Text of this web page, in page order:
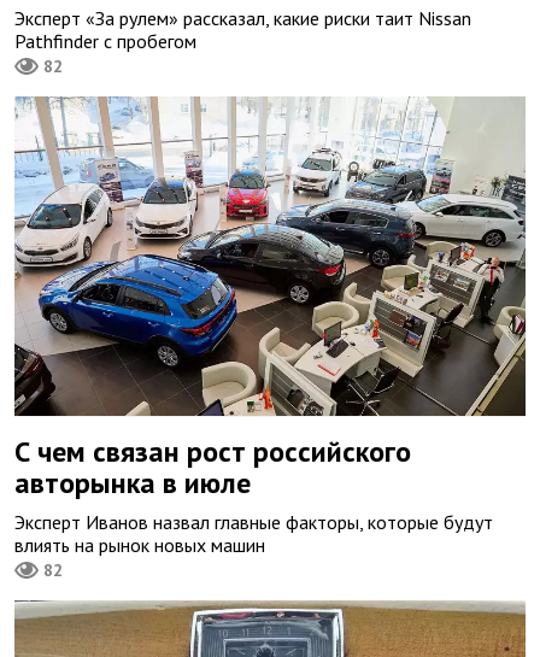
Эксперт «За рулем» рассказал, какие риски таит Nissan
Pathfinder с пробегом
82
С чем связан рост российского
авторынка в июле
Эксперт Иванов назвал главные факторы, которые будут
влиять на рынок новых машин
82